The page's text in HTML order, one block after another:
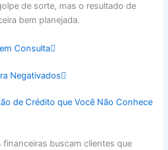
de sorte, mas o resultado de
bem planejada.
Consulta
Negativados
de Crédito que Você Não Conhece
financeiras buscam clientes que